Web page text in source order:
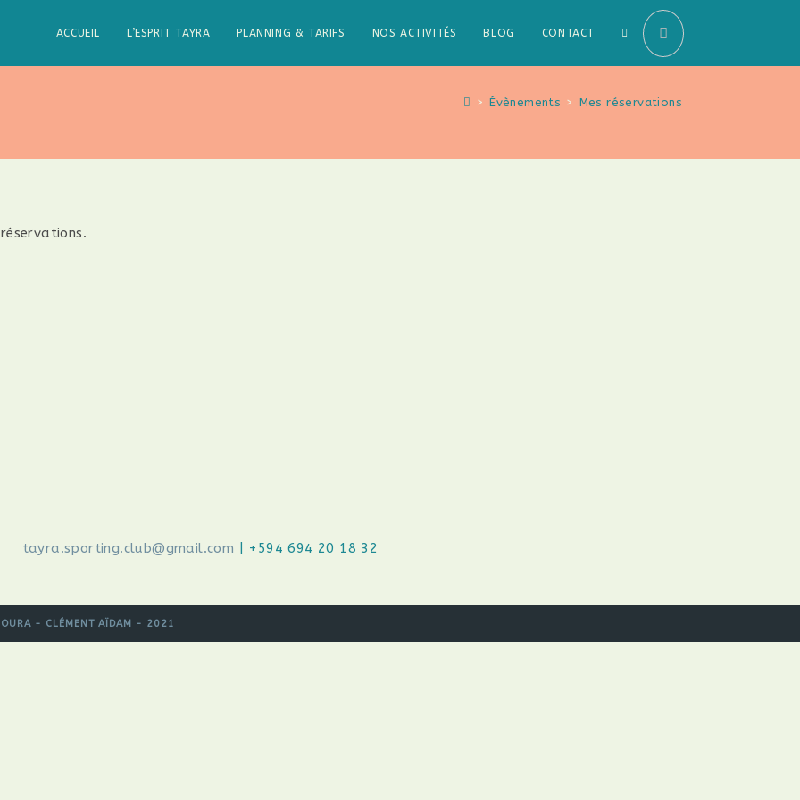
ACCUEIL L’ESPRIT TAYRA PLANNING & TARIFS NOS ACTIVITÉS BLOG CONTACT TOGGLE
WEBSITE
> Évènements > Mes réservations
tayra.sporting.club@gmail.com | +594 694 20 18 32
- CLÉMENT AÏDAM - 2021